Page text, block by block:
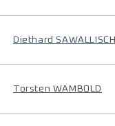
Diethard SAWALLISCH
Torsten WAMBOLD